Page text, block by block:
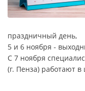
праздничный день,
5 и 6 ноября -
С 7 ноября
(г. Пенза) работают